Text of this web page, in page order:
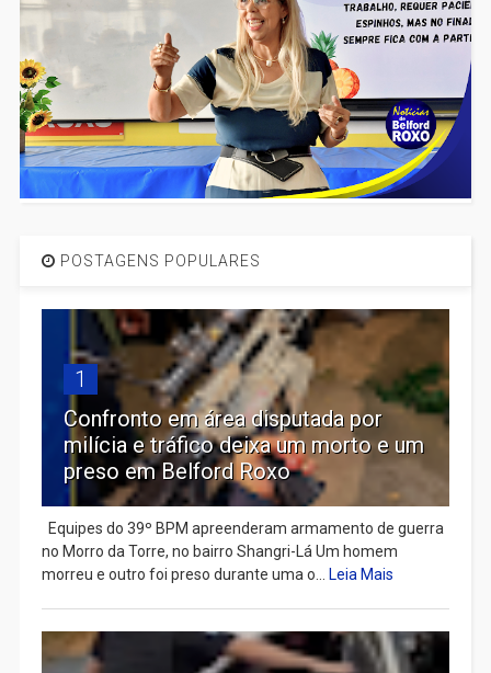
POSTAGENS POPULARES
1
Confronto em área disputada por
milícia e tráfico deixa um morto e um
preso em Belford Roxo
Equipes do 39º BPM apreenderam armamento de guerra
no Morro da Torre, no bairro Shangri-Lá Um homem
morreu e outro foi preso durante uma o...
Leia Mais